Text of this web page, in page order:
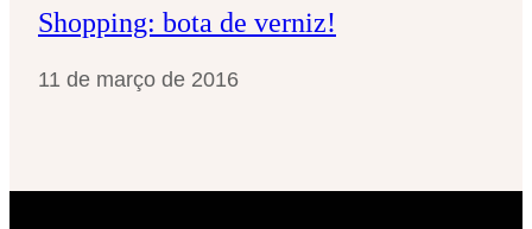
Shopping: bota de verniz!
11 de março de 2016